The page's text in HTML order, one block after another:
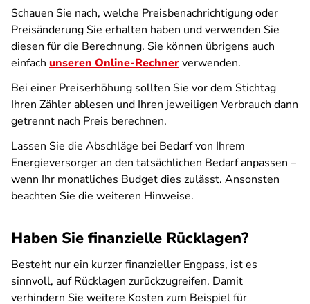
Schauen Sie nach, welche Preisbenachrichtigung oder
Preisänderung Sie erhalten haben und verwenden Sie
diesen für die Berechnung. Sie können übrigens auch
einfach unseren Online-Rechnerverwenden.
Bei einer Preiserhöhung sollten Sie vor dem Stichtag
Ihren Zähler ablesen und Ihren jeweiligen Verbrauch dann
getrennt nach Preis berechnen.
Lassen Sie die Abschläge bei Bedarf von Ihrem
Energieversorger an den tatsächlichen Bedarf anpassen –
wenn Ihr monatliches Budget dies zulässt. Ansonsten
beachten Sie die weiteren Hinweise.
Haben Sie finanzielle Rücklagen?
Besteht nur ein kurzer finanzieller Engpass, ist es
sinnvoll, auf Rücklagen zurückzugreifen. Damit
verhindern Sie weitere Kosten zum Beispiel für